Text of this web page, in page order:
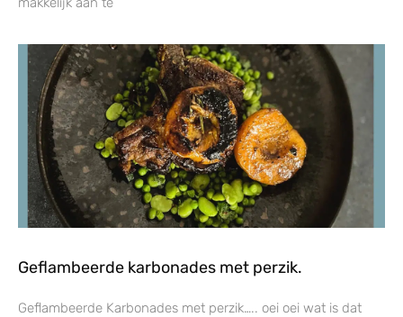
Geflambeerde karbonades met perzik.
Geflambeerde Karbonades met perzik….. oei oei wat is dat